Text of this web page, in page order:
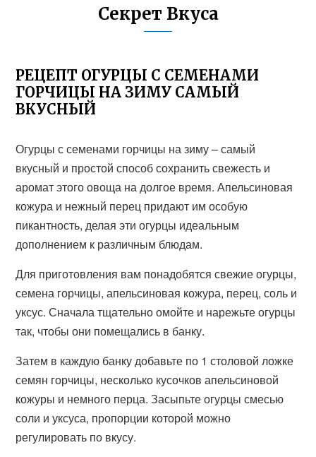
Секрет Вкуса
РЕЦЕПТ ОГУРЦЫ С СЕМЕНАМИ
ГОРЧИЦЫ НА ЗИМУ САМЫЙ
ВКУСНЫЙ
Огурцы с семенами горчицы на зиму – самый
вкусный и простой способ сохранить свежесть и
аромат этого овоща на долгое время. Апельсиновая
кожура и нежный перец придают им особую
пикантность, делая эти огурцы идеальным
дополнением к различным блюдам.
Для приготовления вам понадобятся свежие огурцы,
семена горчицы, апельсиновая кожура, перец, соль и
уксус. Сначала тщательно омойте и нарежьте огурцы
так, чтобы они помещались в банку.
Затем в каждую банку добавьте по 1 столовой ложке
семян горчицы, несколько кусочков апельсиновой
кожуры и немного перца. Засыпьте огурцы смесью
соли и уксуса, пропорции которой можно
регулировать по вкусу.